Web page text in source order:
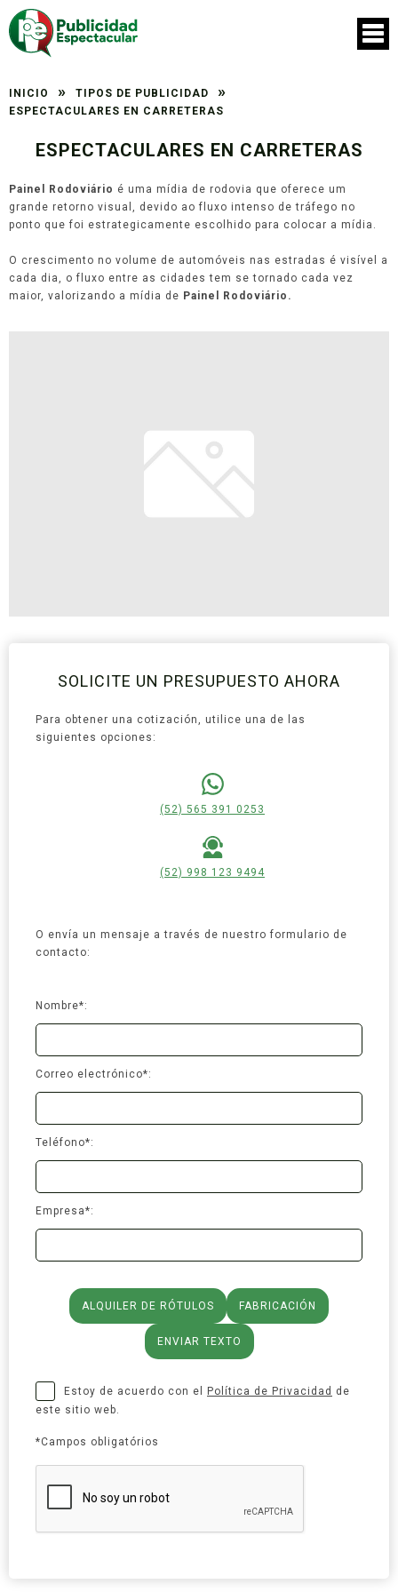
INICIO » TIPOS DE PUBLICIDAD »
ESPECTACULARES EN CARRETERAS
ESPECTACULARES EN CARRETERAS
Painel Rodoviário é uma mídia de rodovia que oferece um
grande retorno visual, devido ao fluxo intenso de tráfego no
ponto que foi estrategicamente escolhido para colocar a mídia.
O crescimento no volume de automóveis nas estradas é visível a
cada dia, o fluxo entre as cidades tem se tornado cada vez
maior, valorizando a mídia de Painel Rodoviário.
SOLICITE UN PRESUPUESTO AHORA
Para obtener una cotización, utilice una de las
siguientes opciones:
(52) 565 391 0253
(52) 998 123 9494
O envía un mensaje a través de nuestro formulario de
contacto:
Nombre*:
Correo electrónico*:
Teléfono*:
Empresa*:
ALQUILER DE RÓTULOS FABRICACIÓN
ENVIAR TEXTO
Estoy de acuerdo con el Política de Privacidad de
este sitio web.
*Campos obligatórios